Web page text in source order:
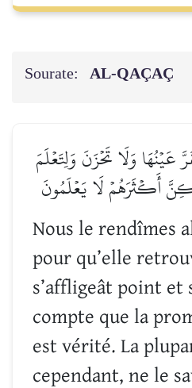
Sourate: AL-QAÇAÇ
عَيۡنُهَا وَلَا تَحۡزَنَ وَلِتَعۡلَمَ
أَكۡثَرَهُمۡ لَا يَعۡلَمُونَ
Nous le rendîmes
pour qu’elle
s’affligeât point et
compte que la
est vérité. La
cependant, ne le